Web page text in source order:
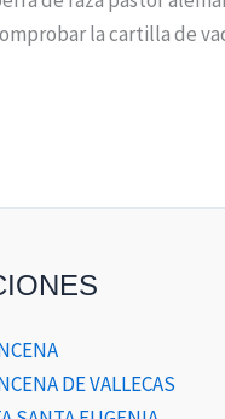
la cartilla de
DE VALLECAS